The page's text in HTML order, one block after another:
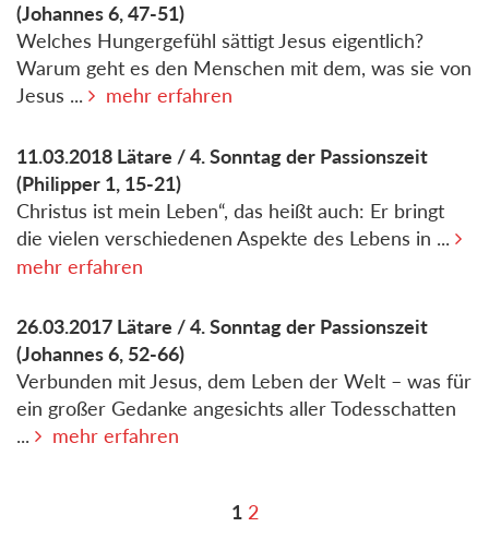
(Johannes 6, 47-51)
Welches Hungergefühl sättigt Jesus eigentlich?
Warum geht es den Menschen mit dem, was sie von
Jesus ...
mehr erfahren
11.03.2018 Lätare / 4. Sonntag der Passionszeit
(Philipper 1, 15-21)
Christus ist mein Leben“, das heißt auch: Er bringt
die vielen verschiedenen Aspekte des Lebens in ...
mehr erfahren
26.03.2017 Lätare / 4. Sonntag der Passionszeit
(Johannes 6, 52-66)
Verbunden mit Jesus, dem Leben der Welt – was für
ein großer Gedanke angesichts aller Todesschatten
...
mehr erfahren
1 2